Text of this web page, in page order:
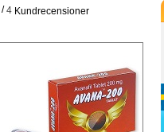
/4 Kundrecensioner